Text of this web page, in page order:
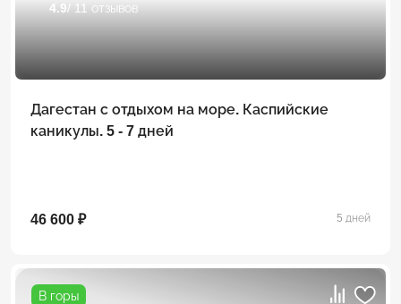
4.9 / 11 отзывов
Дагестан с отдыхом на море. Каспийские
каникулы. 5 - 7 дней
46 600 ₽ 5 дней
В горы